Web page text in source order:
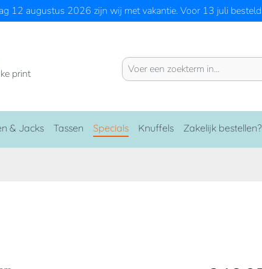
12 augustus 2026 zijn wij met vakantie. Voor 13 juli
print
& Jacks Tassen Specials Knuffels Zakelijk bestellen?